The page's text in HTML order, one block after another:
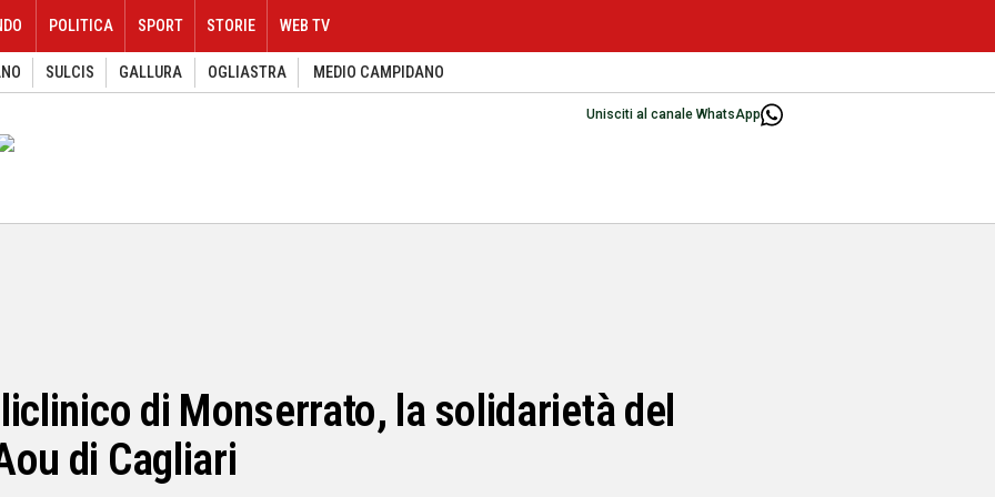
Unisciti al canale WhatsApp
SULCIS GALLURA OGLIASTRA MEDIO CAMPIDANO
POLITICA SPORT STORIE WEB TV
di Monserrato, la solidarietà del
di Cagliari